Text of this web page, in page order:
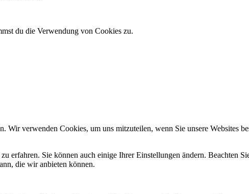
du die Verwendung von Cookies zu.
verwenden Cookies, um uns mitzuteilen, wenn Sie unsere Websites
erfahren. Sie können auch einige Ihrer Einstellungen ändern. Beachten
die wir anbieten können.